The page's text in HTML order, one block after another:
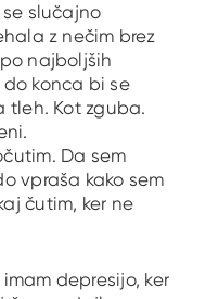
slučajno
z nečim brez
najboljših
konca bi se
tleh. Kot zguba.
Da sem
vpraša kako sem
čutim, ker ne
depresijo, ker